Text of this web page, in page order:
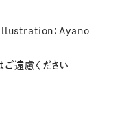
：Ayano
ご遠慮ください